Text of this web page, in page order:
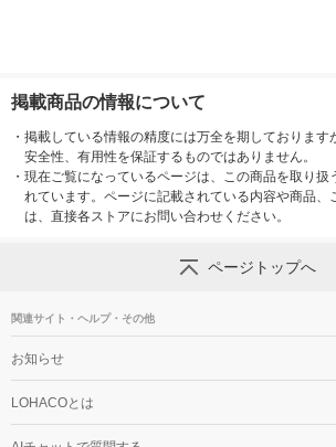
掲載商品の情報について
・ 掲載している情報の精度には万全を期しております
安全性、有用性を保証するものではありません。
・ 現在ご覧になっているページは、この商品を取り扱
れています。ページに記載されている内容や商品、
は、直接各ストアにお問い合わせください。
ページトップへ
関連サイト・ヘルプ・その他
お知らせ
LOHACOとは